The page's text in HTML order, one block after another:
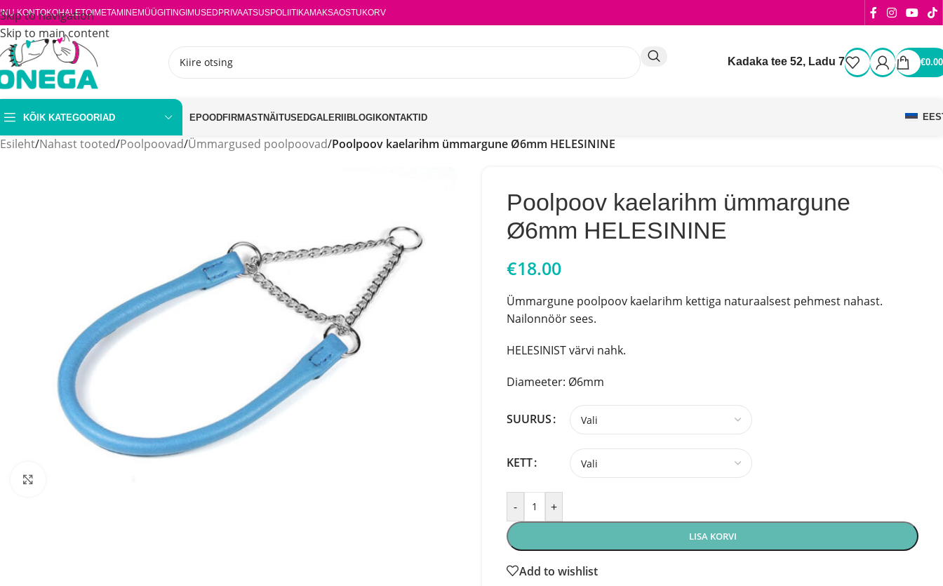
Skip to navigation
Skip to main content
KONTOKOHALETOIMETAMINEMÜÜGITINGIMUSED PRIVAATSUSPOLIITIKAMAKSAOSTUKORV
Kadaka tee 52, Ladu 7 €0.00
KÕIK KATEGOORIAD EPOODFIRMASTNÄITUSEDGALERIIBLOGIKONTAKTID
Esileht/Nahast tooted/Poolpoovad/Ümmargused poolpoovad/Poolpoov kaelarihm ümmargune Ø6mm HELESININE
Poolpoov kaelarihm ümmargune
Ø6mm HELESININE
€18.00
Ümmargune poolpoov kaelarihm kettiga naturaalsest pehmest nahast.
Nailonnöör sees.
HELESINIST värvi nahk.
Diameeter: Ø6mm
SUURUS
KETT
- +
LISA KORVI
Add to wishlist